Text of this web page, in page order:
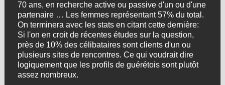
70 ans, en recherche active ou passive d'un ou d'une
partenaire … Les femmes représentant 57% du total.
On terminera avec les stats en citant cette dernière:
Si l'on en croit de récentes études sur la question,
près de 10% des célibataires sont clients d'un ou
plusieurs sites de rencontres. Ce qui voudrait dire
logiquement que les profils de guérétois sont plutôt
assez nombreux.